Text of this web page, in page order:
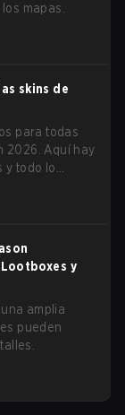
mapas.
skins de
para todas
2026. Aquí hay
y todo lo
y
amplia
pueden